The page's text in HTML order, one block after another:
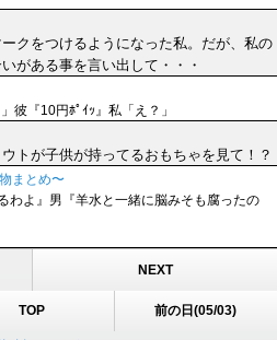
クをつけるようになった私。だが、私の
がある事を言い出して・・・
彼『10円ﾎﾟｲｯ』私「え？」
トが子供が持ってるおもちゃを見て！？
まとめ〜
わよ』男『羊水と一緒に脳みそも腐ったの
NEXT
TOP 前の日(05/03)